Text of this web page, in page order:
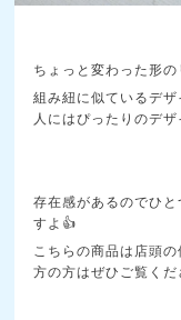
ちょっと変わった形
組み紐に似ているデ
人にはぴったりのデ
存在感があるのでひ
すよ👍️
こちらの商品は店頭
方の方はぜひご覧くだ